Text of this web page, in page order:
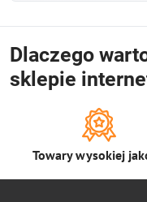
Dlaczego
sklepie
Towary wysokiej